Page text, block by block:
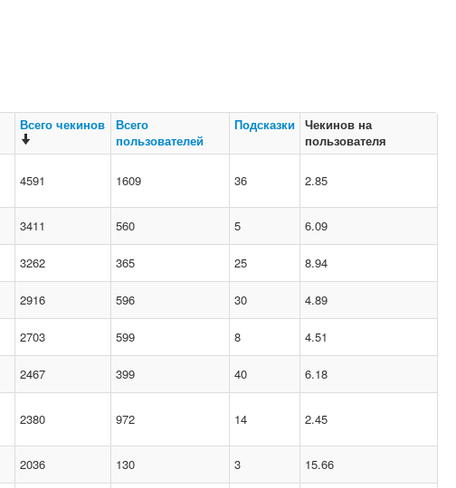
Всего чекинов
Всего
пользователей
Подсказки Чекинов на
пользователя
4591 1609 36 2.85
3411 560 5 6.09
3262 365 25 8.94
2916 596 30 4.89
2703 599 8 4.51
2467 399 40 6.18
2380 972 14 2.45
2036 130 3 15.66